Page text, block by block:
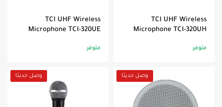
TCI UHF Wireless
Microphone TCI-320UH
متوفر
TCI UHF Wireless
Microphone TCI-320UE
متوفر
وصل حديثا وصل حديثا